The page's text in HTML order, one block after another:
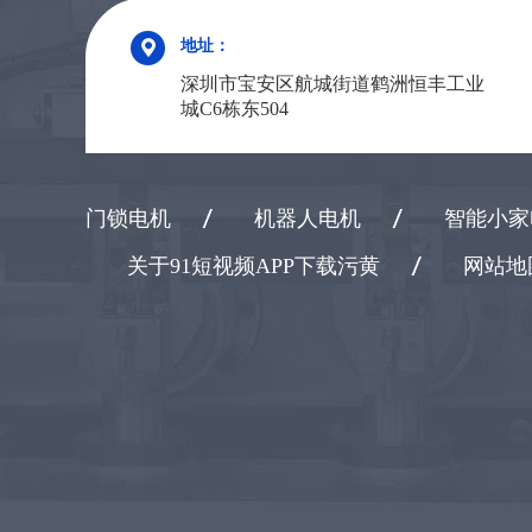
地址：
深圳市宝安区航城街道鹤洲恒丰工业
城C6栋东504
门锁电机 机器人电机
智能小
关于91短视频APP下载污黄
网站